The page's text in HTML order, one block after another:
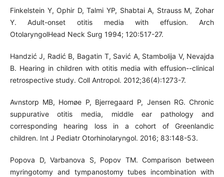
Finkelstein Y, Ophir D, Talmi YP, Shabtai A, Strauss M, Zohar
Y. Adult-onset otitis media with effusion. Arch
OtolaryngolHead Neck Surg 1994; 120:517-27.
Handzić J, Radić B, Bagatin T, Savić A, Stambolija V, Nevajda
B. Hearing in children with otitis media with effusion--clinical
retrospective study. Coll Antropol. 2012;36(4):1273-7.
Avnstorp MB, Homøe P, Bjerregaard P, Jensen RG. Chronic
suppurative otitis media, middle ear pathology and
corresponding hearing loss in a cohort of Greenlandic
children. Int J Pediatr Otorhinolaryngol. 2016; 83:148-53.
Popova D, Varbanova S, Popov TM. Comparison between
myringotomy and tympanostomy tubes incombination with